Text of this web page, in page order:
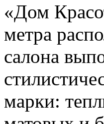
«Дом
метра
салона
марки: